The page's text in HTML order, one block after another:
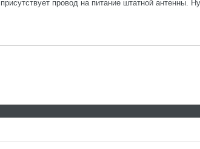
провод на питание штатной